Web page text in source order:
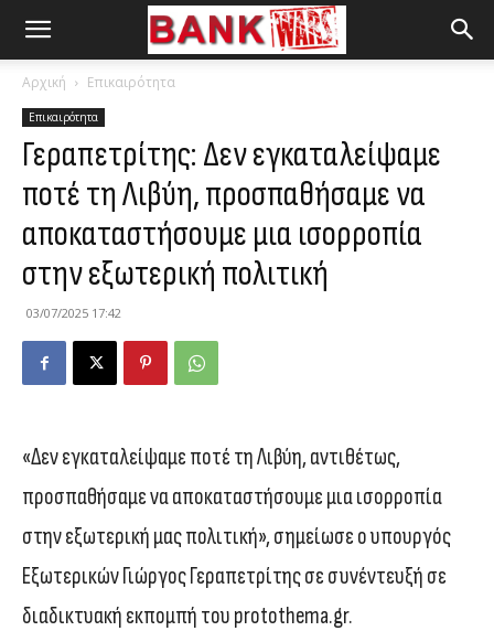
Αρχική Επικαιρότητα
Επικαιρότητα
Γεραπετρίτης: Δεν εγκαταλείψαμε
ποτέ τη Λιβύη, προσπαθήσαμε να
αποκαταστήσουμε μια ισορροπία
στην εξωτερική πολιτική
03/07/2025 17:42
«Δεν εγκαταλείψαμε ποτέ τη Λιβύη, αντιθέτως,
προσπαθήσαμε να αποκαταστήσουμε μια ισορροπία
στην εξωτερική μας πολιτική», σημείωσε ο υπουργός
Εξωτερικών Γιώργος Γεραπετρίτης σε συνέντευξή σε
διαδικτυακή εκπομπή του protothema.gr.